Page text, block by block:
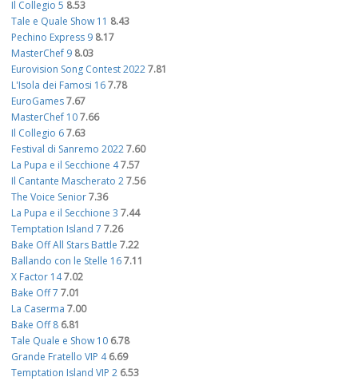
Il Collegio 5 8.53
Tale e Quale Show 11 8.43
Pechino Express 9 8.17
MasterChef 9 8.03
Eurovision Song Contest 20227.81
L'Isola dei Famosi 167.78
EuroGames7.67
MasterChef 107.66
Il Collegio 67.63
Festival di Sanremo 20227.60
La Pupa e il Secchione 47.57
Il Cantante Mascherato 27.56
The Voice Senior7.36
La Pupa e il Secchione 3 7.44
Temptation Island 7 7.26
Bake Off All Stars Battle 7.22
Ballando con le Stelle 167.11
X Factor 147.02
Bake Off 7 7.01
La Caserma 7.00
Bake Off 8 6.81
Tale Quale e Show 10 6.78
Grande Fratello VIP 4 6.69
Temptation Island VIP 2 6.53